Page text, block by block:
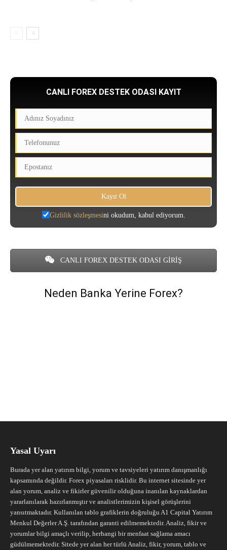
CANLI FOREX DESTEK ODASI KAYIT
Gizlilik sözleşmesini okudum, kabul ediyorum.
CANLI FOREX DESTEK ODASI GİRİŞ
Neden Banka Yerine Forex?
Yasal Uyarı
Burada yer alan yatırım bilgi, yorum ve tavsiyeleri yatırım danışmanlığı
kapsamında değildir. Forex piyasaları risklidir. Bu internet sitesinde yer
alan yorum, analiz ve fikirler güvenilir olduğuna inanılan kaynaklardan
yararlanılarak hazırlanmıştır ve analistlerimizin kişisel görüşlerini
yansıtmaktadır. Kullanılan tablo grafiklerin doğruluğu A1 Capital Yatırım
Menkul Değerler A.Ş. tarafından garanti edilmemektedir. Analiz, fikir ve
yorumlar bilgi amaçlı verilip, herhangi bir menfaat sağlama amacı
güdülmemektedir. Sitede yer alan her türlü Analiz, fikir, yorum, tablo ve